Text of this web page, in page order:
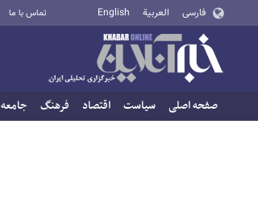
فارسی العربية English تماس با ما
صفحه اصلی سیاست اقتصاد فرهنگ جامعه